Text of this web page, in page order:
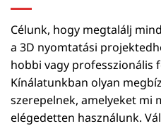
Célunk, hogy megtalálj
a 3D nyomtatási
hobbi vagy professzionális
Kínálatunkban olyan
szerepelnek, amelyeket mi
elégedetten használunk.